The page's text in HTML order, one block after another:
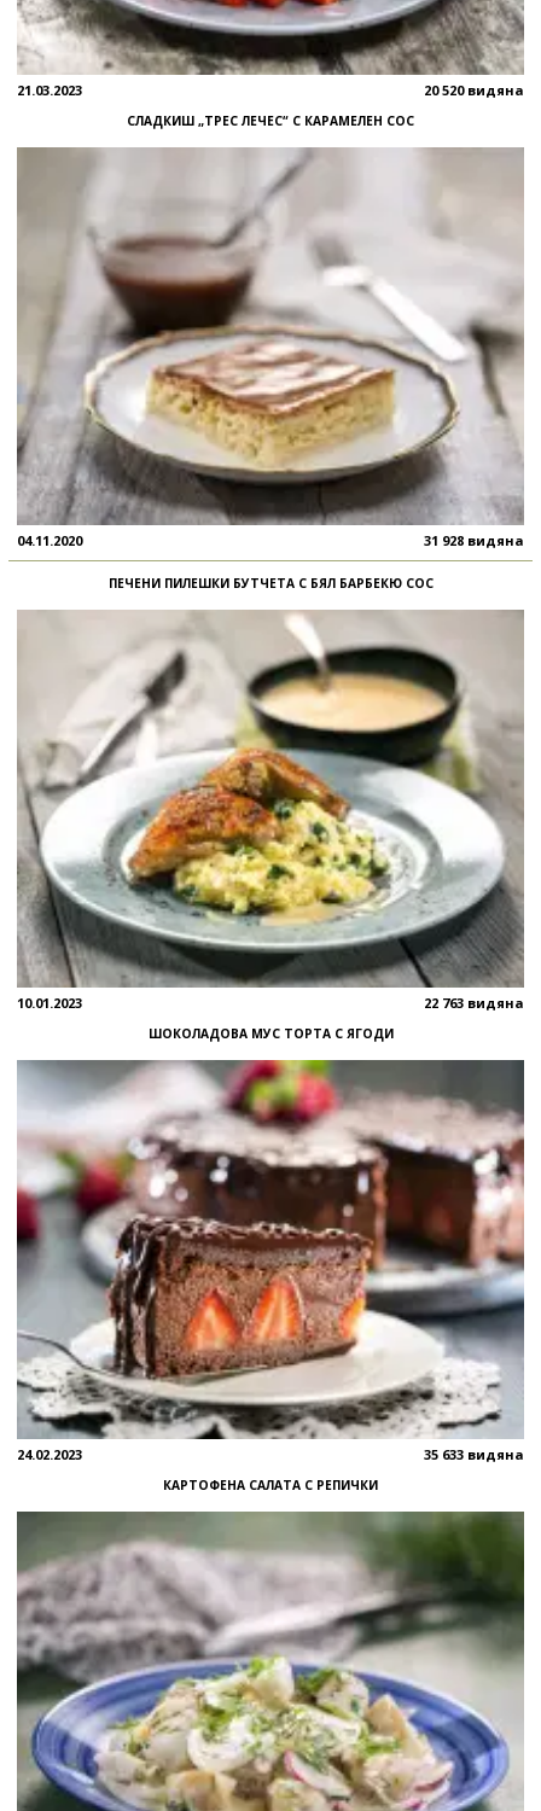
21.03.2023 20 520 видяна
СЛАДКИШ „ТРЕС ЛЕЧЕС“ С КАРАМЕЛЕН СОС
04.11.2020 31 928 видяна
ПЕЧЕНИ ПИЛЕШКИ БУТЧЕТА С БЯЛ БАРБЕКЮ СОС
10.01.2023 22 763 видяна
ШОКОЛАДОВА МУС ТОРТА С ЯГОДИ
24.02.2023 35 633 видяна
КАРТОФЕНА САЛАТА С РЕПИЧКИ